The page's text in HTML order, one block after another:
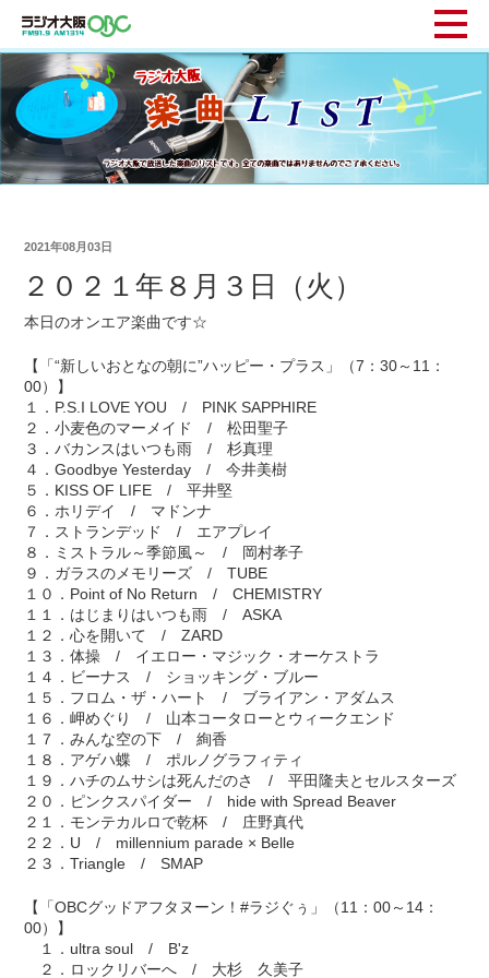
2021年08月03日
２０２１年８月３日（火）
本日のオンエア楽曲です☆
【「“新しいおとなの朝に”ハッピー・プラス」（7：30～11：
00）】
１．P.S.I LOVE YOU / PINK SAPPHIRE
２．小麦色のマーメイド / 松田聖子
３．バカンスはいつも雨 / 杉真理
４．Goodbye Yesterday / 今井美樹
５．KISS OF LIFE / 平井堅
６．ホリデイ / マドンナ
７．ストランデッド / エアプレイ
８．ミストラル～季節風～ / 岡村孝子
９．ガラスのメモリーズ / TUBE
１０．Point of No Return / CHEMISTRY
１１．はじまりはいつも雨 / ASKA
１２．心を開いて / ZARD
１３．体操 / イエロー・マジック・オーケストラ
１４．ビーナス / ショッキング・ブルー
１５．フロム・ザ・ハート / ブライアン・アダムス
１６．岬めぐり / 山本コータローとウィークエンド
１７．みんな空の下 / 絢香
１８．アゲハ蝶 / ポルノグラフィティ
１９．ハチのムサシは死んだのさ / 平田隆夫とセルスターズ
２０．ピンクスパイダー / hide with Spread Beaver
２１．モンテカルロで乾杯 / 庄野真代
２２．U / millennium parade × Belle
２３．Triangle / SMAP
【「OBCグッドアフタヌーン！#ラジぐぅ」（11：00～14：
00）】
１．ultra soul / B'z
２．ロックリバーへ / 大杉 久美子